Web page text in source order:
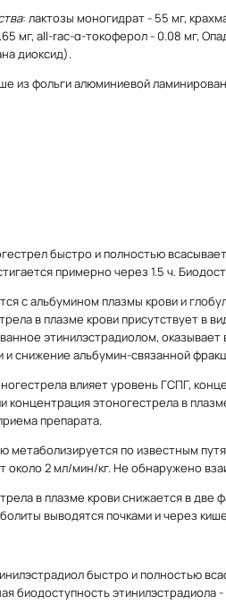
: лактозы моногидрат - 55 мг,
мг, all-rac-α-токоферол - 0.08 мг,
диоксид).
из фольги алюминиевой
быстро и полностью
примерно через 1.5 ч.
с альбумином плазмы крови и
в плазме крови присутствует в
этинилэстрадиолом,
и снижение альбумин-связанной
влияет уровень ГСПГ,
этоногестрела в
препарата.
метаболизируется по известным
около 2 мл/мин/кг. Не обнаружено
в плазме крови снижается в
выводятся почками и через
быстро и полностью
биодоступность этинилэстрадиола